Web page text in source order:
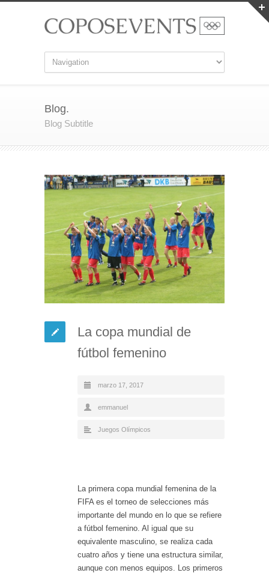
Blog.
Blog Subtitle
La copa mundial de
fútbol femenino
marzo 17, 2017
emmanuel
Juegos Olímpicos
La primera copa mundial femenina de la
FIFA es el torneo de selecciones más
importante del mundo en lo que se refiere
a fútbol femenino. Al igual que su
equivalente masculino, se realiza cada
cuatro años y tiene una estructura similar,
aunque con menos equipos. Los primeros